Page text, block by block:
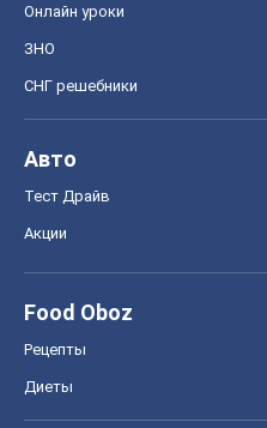
Онлайн уроки
ЗНО
СНГ решебники
Авто
Тест Драйв
Акции
Food Oboz
Рецепты
Диеты